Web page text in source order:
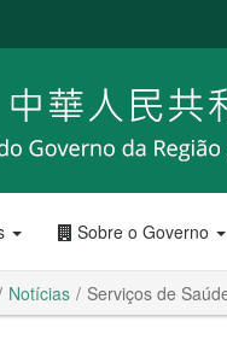
Sobre o Governo
Notícias Serviços de